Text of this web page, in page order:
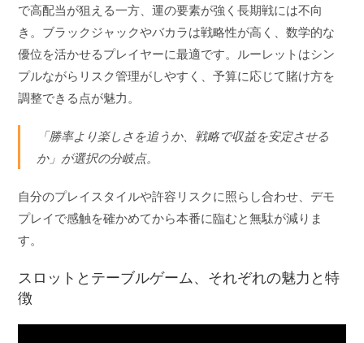
で高配当が狙える一方、運の要素が強く長期戦には不向
き。ブラックジャックやバカラは戦略性が高く、数学的な
優位を活かせるプレイヤーに最適です。ルーレットはシン
プルながらリスク管理がしやすく、予算に応じて賭け方を
調整できる点が魅力。
「勝率より楽しさを追うか、戦略で収益を安定させる
か」が選択の分岐点。
自分のプレイスタイルや許容リスクに照らし合わせ、デモ
プレイで感触を確かめてから本番に臨むと無駄が減りま
す。
スロットとテーブルゲーム、それぞれの魅力と特
徴